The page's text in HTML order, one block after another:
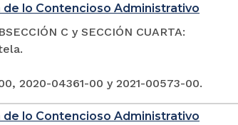
de lo Contencioso Administrativo
C y SECCIÓN CUARTA:
2020-04361-00 y 2021-00573-00.
de lo Contencioso Administrativo